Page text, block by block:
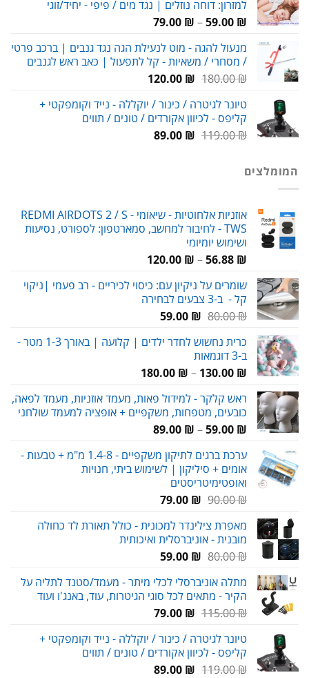
עד
למזרון: דוחה נוזלים | נגד מים / פיפי - יחיד/זוגי
59.00 ₪
–
79.00 ₪
טווח
עד
מנעול להגה - מוט לנעילת הגה נגד גנבים | ברכב פרטי
/ מסחרי / משאיות - קל לתפעול | כאב ראש לגנבים
180.00₪
המחיר
היה:
180.00 ₪.
120.00 ₪
המחיר
הוא:
120.00 ₪.
טיונר לגיטרה / כינור / יוקללה - נייד וקומפקטי +
קליפס - לכיוון אקורדים / טונים / תווים
119.00₪
המחיר89.00 ₪
המחיר
המומלצים
אוזניות אלחוטיות - שיאומי REDMI AIRDOTS 2 / S -
TWS - לחיבור למחשב, סמארטפון: לספורט, נסיעות
ושימוש יומיומי
56.88 ₪
–
120.00 ₪
עד
שומרים על ניקיון עם: כיסוי לכיריים - רב פעמי |ניקוי
קל - ב-3 צבעים לבחירה
80.00₪
המחיר
היה:
80.00 ₪.
59.00 ₪
המחיר
הוא:
כרית נחשוש לחדר ילדים | קלועה | באורך 1-3 מטר -
ב-3 דוגמאות
130.00 ₪
–
180.00 ₪
עד
ראש קלקר - למידול פאות, מעמד אוזניות, מעמד לפאה,
כובעים, מטפחות, משקפיים + אופציה למעמד שולחני
59.00 ₪
–
89.00 ₪
טווח
עד
ערכת ברגים לתיקון משקפיים - 1.4-8 מ"מ + טבעות -
אומים + סיליקון | לשימוש ביתי, חנויות
ואופטימיטריסטים
90.00₪
המחיר
היה:
90.00 ₪.
79.00 ₪
המחיר
הוא:
79.00 ₪.
מאפרת צילינדר למכונית - כולל תאורת לד כחולה
מובנית - אוניברסלית ואיכותית
80.00₪
המחיר
היה:
80.00 ₪.
59.00 ₪
המחיר
הוא:
59.00 ₪.
מתלה אוניברסלי לכלי מיתר - מעמד/סטנד לתליה על
הקיר - מתאים לכל סוגי הגיטרות, עוד, באנג'ו ועוד
115.00₪
המחיר
היה:
115.00 ₪.
79.00 ₪
המחיר
הוא:
79.00 ₪.
טיונר לגיטרה / כינור / יוקללה - נייד וקומפקטי +
קליפס - לכיוון אקורדים / טונים / תווים
119.00₪
המחיר89.00 ₪
המחיר